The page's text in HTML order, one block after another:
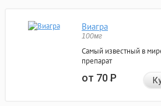
Виагра
100мг
Самый известный в
препарат
от 70Р